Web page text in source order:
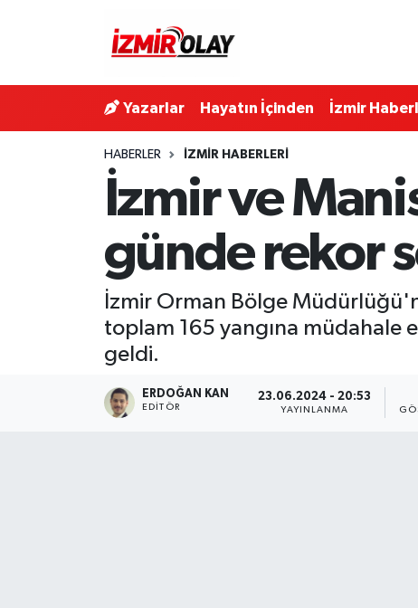
Yazarlar Hayatın İçinden İzmir
HABERLER İZMIR HABERLERI
İzmir ve
günde rekor
İzmir Orman Bölge
toplam 165 yangına müdahale
geldi.
ERDOĞAN KAN
EDITÖR
23.06.2024 - 20:53
YAYINLANMA
Konak Trafik Yoğunluk Haritası
Süper Lig Puan Durumu ve Fikstür
Tüm Manşetler
Son Dakika Haberleri
Haber Arşivi